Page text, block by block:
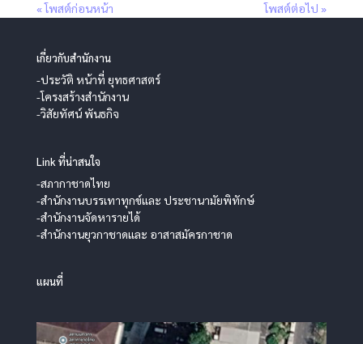
« โพสต์ก่อนหน้า โพสต์ต่อไป »
เกี่ยวกับสำนักงาน
-ประวัติ หน้าที่ ยุทธศาสตร์
-โครงสร้างสำนักงาน
-วิสัยทัศน์ พันธกิจ
Link ที่น่าสนใจ
-สภากาชาดไทย
-สำนักงานบรรเทาทุกข์และ ประชานามัยพิทักษ์
-สำนักงานจัดหารายได้
-สำนักงานยุวกาชาดและ อาสาสมัครกาชาด
แผนที่